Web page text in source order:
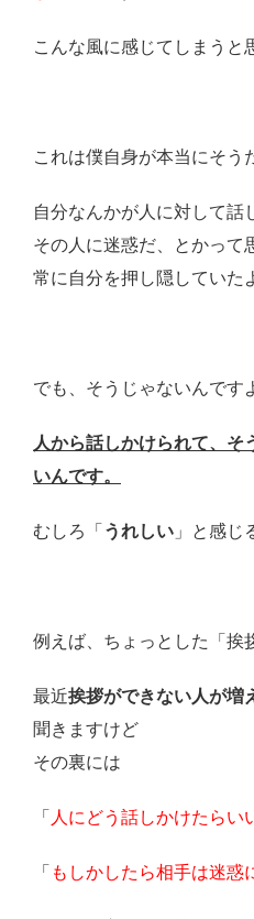
こんな風に感じてしまうと
これは僕自身が本当にそう
自分なんかが人に対して話
その人に迷惑だ、とかって
常に自分を押し隠していた
でも、そうじゃないんです
人から話しかけられて、そ
いんです。
むしろ「 うれしい 」と感じ
例えば、ちょっとした「挨
最近挨拶ができない人が増
聞きますけど
その裏には
「 人にどう話しかけたらい
「 もしかしたら相手は迷惑